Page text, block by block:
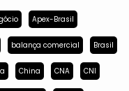
Apex-Brasil
balança comercial Brasil
China CNA CNI